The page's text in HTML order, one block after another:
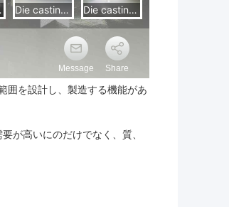
囲を設計し、製造する機能があ
が高いにのだけでなく、質、